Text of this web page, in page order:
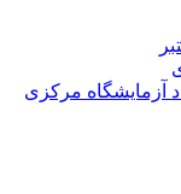
آزمایشگاه مرکزی